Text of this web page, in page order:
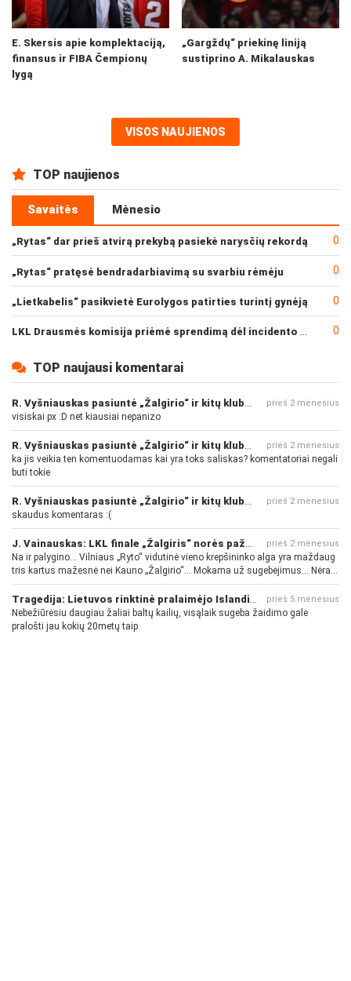
E. Skersis apie komplektaciją,
finansus ir FIBA Čempionų
lygą
„Gargždų“ priekinę liniją
sustiprino A. Mikalauskas
VISOS NAUJIENOS
TOP naujienos
Savaitės Mėnesio
„Rytas“ dar prieš atvirą prekybą pasiekė narysčių rekordą 0
„Rytas“ pratęsė bendradarbiavimą su svarbiu rėmėju 0
„Lietkabelis“ pasikvietė Eurolygos patirties turintį gynėją 0
LKL Drausmės komisija priėmė sprendimą dėl incidento po „Neptūno“ ir „Juventus“ rungtynių 0
TOP naujausi komentarai
prieš 2 mėnesius
visiskai px :D net kiausiai nepanizo
prieš 2 mėnesius
ka jis veikia ten komentuodamas kai yra toks saliskas? komentatoriai negali
buti tokie
prieš 2 mėnesius
skaudus komentaras :(
prieš 2 mėnesius
Na ir palygino... Vilniaus „Ryto“ vidutinė vieno krepšininko alga yra maždaug
tris kartus mažesnė nei Kauno „Žalgirio“... Mokama už sugebėjimus... Nėra
pinigų - nėra gerų žaidėjų...
prieš 5 mėnesius
Nebežiūrėsiu daugiau žaliai baltų kailių, visąlaik sugeba žaidimo gale
pralošti jau kokių 20metų taip